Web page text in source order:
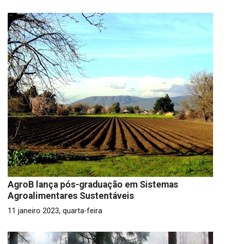
AgroB lança pós-graduação em Sistemas
Agroalimentares Sustentáveis
11 janeiro 2023, quarta-feira